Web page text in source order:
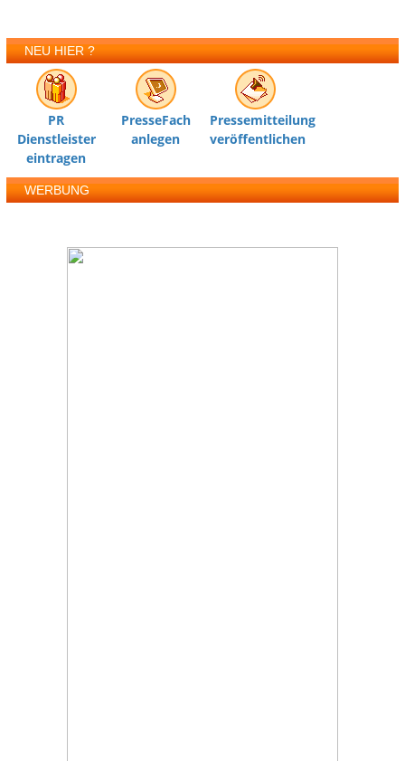
NEU HIER ?
PR
Dienstleister
eintragen
PresseFach
anlegen
Pressemitteilung
veröffentlichen
WERBUNG